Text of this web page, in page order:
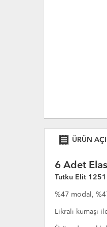
receipt ÜRÜN
6 Adet
Tutku Elit
%47 modal,
Likralı kumaşı